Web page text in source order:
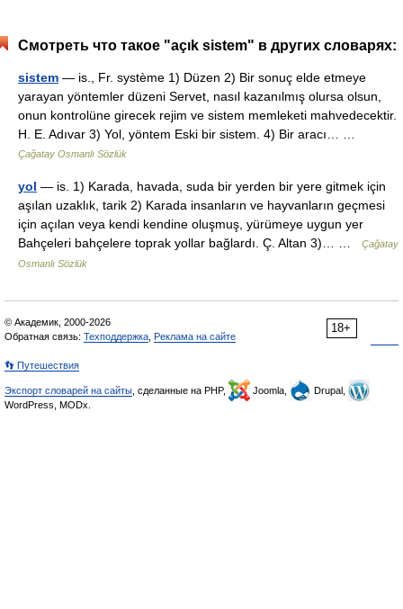
Смотреть что такое "açık sistem" в других словарях:
sistem — is., Fr. système 1) Düzen 2) Bir sonuç elde etmeye
yarayan yöntemler düzeni Servet, nasıl kazanılmış olursa olsun,
onun kontrolüne girecek rejim ve sistem memleketi mahvedecektir.
H. E. Adıvar 3) Yol, yöntem Eski bir sistem. 4) Bir aracı… …
Çağatay Osmanlı Sözlük
yol — is. 1) Karada, havada, suda bir yerden bir yere gitmek için
aşılan uzaklık, tarik 2) Karada insanların ve hayvanların geçmesi
için açılan veya kendi kendine oluşmuş, yürümeye uygun yer
Bahçeleri bahçelere toprak yollar bağlardı. Ç. Altan 3)… …
Çağatay
Osmanlı Sözlük
18+
© Академик, 2000-2026
Обратная связь: Техподдержка Реклама на сайте
👣 Путешествия
Экспорт словарей на сайты , сделанные на PHP, Joomla,
Drupal,
WordPress, MODx.